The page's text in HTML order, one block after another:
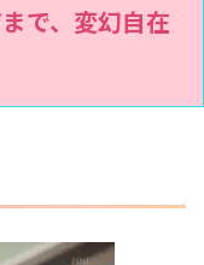
で、変幻自在